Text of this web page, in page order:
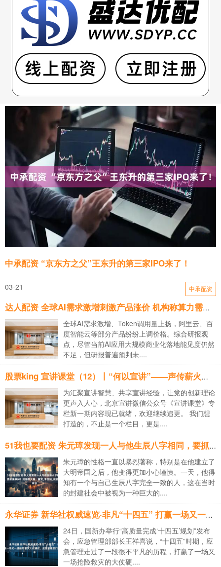
中承配资 “京东方之父”王东升的第三家IPO来了！
03-21 中承配资
达人配资 全球AI需求激增刺激产品涨价 机构称算力需求仍有望进一步上行
全球AI需求激增、Token调用量上扬，阿里云、百
度智能云等部分产品纷纷上调价格。综合研报观
点，尽管当前AI应用大规模商业化落地能见度仍然
不足，但研报普遍预判未....
股票king 宣讲课堂（12）丨“何以宣讲”——声传薪火，行担家国
为汇聚宣讲智慧、共享宣讲经验，让党的创新理论
更声入人心，北京宣讲微信公众号《宣讲课堂》专
栏新一期内容现已就绪，欢迎继续追更。 我们想
打造的，不止是一个栏目，更是....
51我也要配资 朱元璋发现一人与他生辰八字相同，要抓来杀掉！见面却大喜：重赏_李世民_威胁_命运
朱元璋的性格一直以暴烈著称，特别是在他建立了
大明帝国之后，他变得更加小心谨慎。一天，他得
知有一个与自己生辰八字完全一致的人，这在当时
的封建社会中被视为一种巨大的....
永华证券 新华社权威速览·非凡“十四五” 打赢一场又一场抢险救灾大仗硬仗，应急管理部门这样干
24日，国新办举行“高质量完成‘十四五’规划”发布
会，应急管理部部长王祥喜说，“十四五”时期，应
急管理走过了一段很不平凡的历程，打赢了一场又
一场抢险救灾的大仗硬....